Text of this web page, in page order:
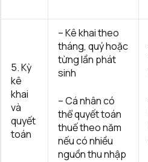
5. Kỳ
kê
khai
và
quyết
toán
– Kê khai theo
tháng, quý hoặc
từng lần phát
sinh
– Cá nhân có
thể quyết toán
thuế theo năm
nếu có nhiều
nguồn thu nhập